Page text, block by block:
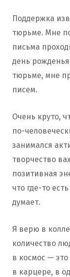
Поддержка
тюрьме. Мне
письма
день
тюрьме, мне
писем.
Очень круто,
по-
занимался
творчество
позитивная
что где-то
думает.
Я верю в
количество
в космос — это
в карцере, в